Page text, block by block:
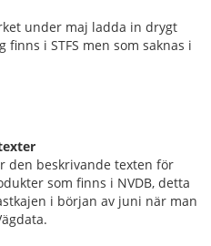
under maj ladda in drygt
i STFS men som saknas i
den beskrivande texten för
som finns i NVDB, detta
i början av juni när man